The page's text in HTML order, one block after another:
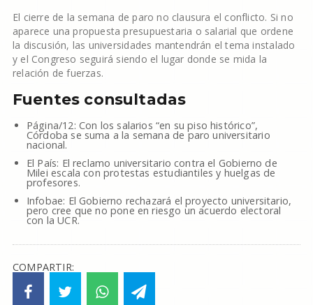
El cierre de la semana de paro no clausura el conflicto. Si no
aparece una propuesta presupuestaria o salarial que ordene
la discusión, las universidades mantendrán el tema instalado
y el Congreso seguirá siendo el lugar donde se mida la
relación de fuerzas.
Fuentes consultadas
Página/12: Con los salarios “en su piso histórico”,
Córdoba se suma a la semana de paro universitario
nacional.
El País: El reclamo universitario contra el Gobierno de
Milei escala con protestas estudiantiles y huelgas de
profesores.
Infobae: El Gobierno rechazará el proyecto universitario,
pero cree que no pone en riesgo un acuerdo electoral
con la UCR.
COMPARTIR: